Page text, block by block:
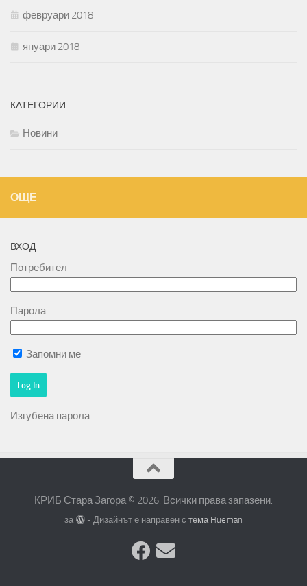
февруари 2018
януари 2018
КАТЕГОРИИ
Новини
ОЩЕ
ВХОД
Потребител
Парола
Запомни ме
Изгубена парола
КРИБ Стара Загора © 2026. Всички права запазени.
за - Дизайнът е направен с тема Hueman